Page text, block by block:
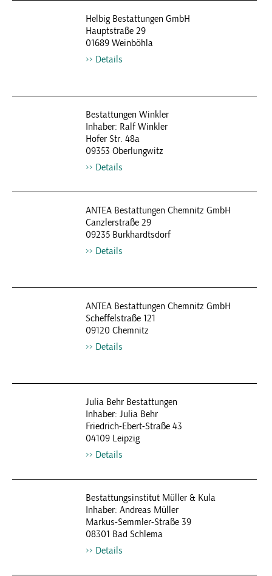
Helbig Bestattungen GmbH
Hauptstraße 29
01689 Weinböhla
Details
Bestattungen Winkler
Inhaber: Ralf Winkler
Hofer Str. 48a
09353 Oberlungwitz
Details
ANTEA Bestattungen Chemnitz GmbH
Canzlerstraße 29
09235 Burkhardtsdorf
Details
ANTEA Bestattungen Chemnitz GmbH
Scheffelstraße 121
09120 Chemnitz
Details
Julia Behr Bestattungen
Inhaber: Julia Behr
Friedrich-Ebert-Straße 43
04109 Leipzig
Details
Bestattungsinstitut Müller & Kula
Inhaber: Andreas Müller
Markus-Semmler-Straße 39
08301 Bad Schlema
Details